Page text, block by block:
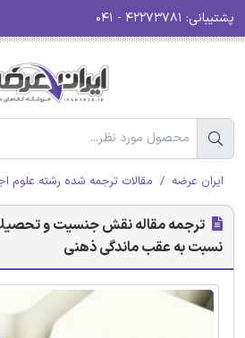
پشتیبانی:
ایران عرضه مقالات ترجمه شده رشته علوم
ترجمه مقاله نقش جنسیت و
نسبت به عقب ماندگی ذهنی